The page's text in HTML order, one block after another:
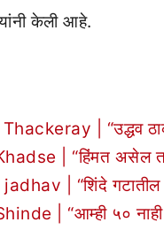
केली आहे.
| “उद्धव
| “हिंमत असेल तर
| “शिंदे गटातील
| “आम्ही ५०